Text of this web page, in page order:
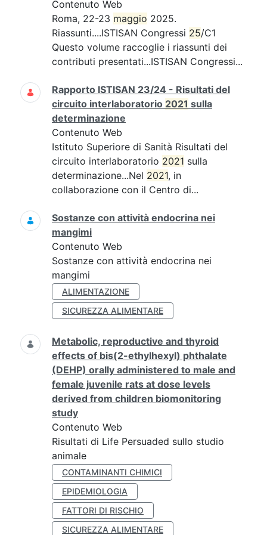
Contenuto Web
Roma, 22-23 maggio 2025.
Riassunti....ISTISAN Congressi 25/C1
Questo volume raccoglie i riassunti dei
contributi presentati...ISTISAN Congressi...
Rapporto ISTISAN 23/24 - Risultati del
circuito interlaboratorio 2021 sulla
determinazione
Contenuto Web
Istituto Superiore di Sanità Risultati del
circuito interlaboratorio 2021 sulla
determinazione...Nel 2021, in
collaborazione con il Centro di...
Sostanze con attività endocrina nei
mangimi
Contenuto Web
Sostanze con attività endocrina nei
mangimi
ALIMENTAZIONE
SICUREZZA ALIMENTARE
Metabolic, reproductive and thyroid
effects of bis(2-ethylhexyl) phthalate
(DEHP) orally administered to male and
female juvenile rats at dose levels
derived from children biomonitoring
study
Contenuto Web
Risultati di Life Persuaded sullo studio
animale
CONTAMINANTI CHIMICI
EPIDEMIOLOGIA
FATTORI DI RISCHIO
SICUREZZA ALIMENTARE